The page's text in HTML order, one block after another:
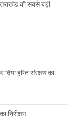
की सबसे बड़ी
दिया हरित संरक्षण का
निरीक्षण